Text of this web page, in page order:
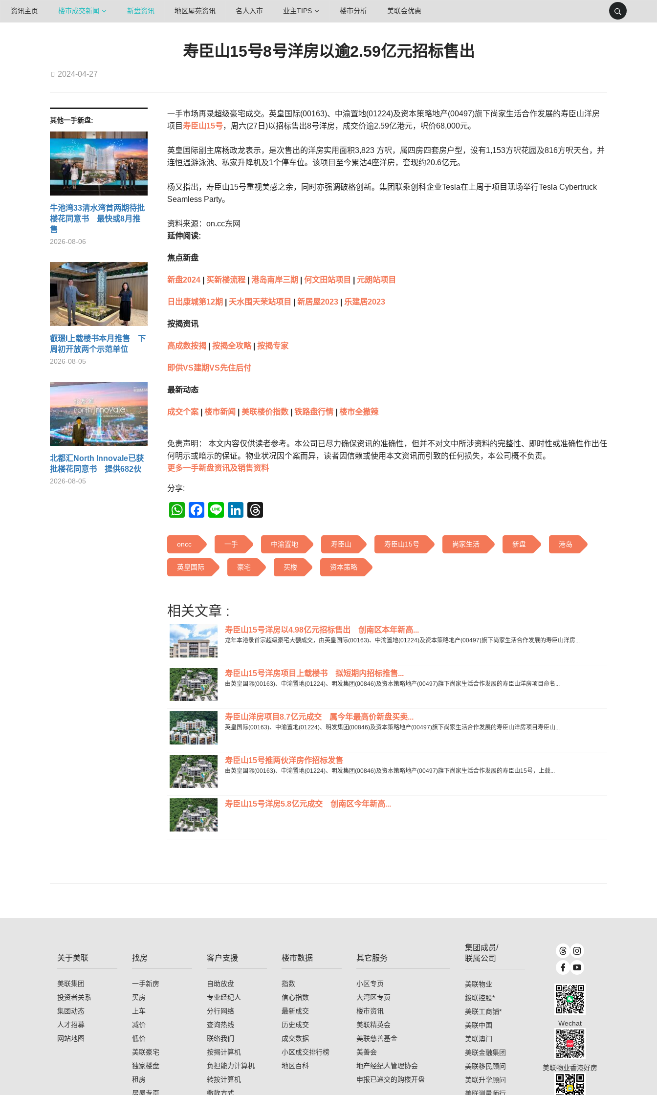
资讯主页 楼市成交新闻 新盘资讯 地区屋苑资讯 名人入市 业主TIPS 楼市分析 美联会优惠
寿臣山15号8号洋房以逾2.59亿元招标售出
2024-04-27
其他一手新盘:
牛池湾33清水湾首两期待批
楼花同意书 最快或8月推
售
2026-08-06
叡璟I上载楼书本月推售 下
周初开放两个示范单位
2026-08-05
北都汇North Innovale已获
批楼花同意书 提供682伙
2026-08-05
一手市场再录超级豪宅成交。英皇国际(00163)、中渝置地(01224)及资本策略地产(00497)旗下尚家生活合作发展的寿臣山洋房
项目寿臣山15号，周六(27日)以招标售出8号洋房，成交价逾2.59亿港元，呎价68,000元。
英皇国际副主席杨政龙表示，是次售出的洋房实用面积3,823 方呎，属四房四套房户型，设有1,153方呎花园及816方呎天台，并
连恒温游泳池、私家升降机及1个停车位。该项目至今累沽4座洋房，套现约20.6亿元。
杨又指出，寿臣山15号重视美感之余，同时亦强调破格创新。集团联乘创科企业Tesla在上周于项目现场举行Tesla Cybertruck
Seamless Party。
资料来源：on.cc东网
延伸阅读:
焦点新盘
新盘2024 买新楼流程 港岛南岸三期 何文田站项目 元朗站项目
日出康城第12期 天水围天荣站项目 新居屋2023 乐建居2023
按揭资讯
高成数按揭 按揭全攻略| 按揭专家
即供VS建期VS先住后付
最新动态
成交个案 楼市新闻 美联楼价指数 铁路盘行情 楼市全撤辣
免责声明： 本文内容仅供读者参考。本公司已尽力确保资讯的准确性，但并不对文中所涉资料的完整性、即时性或准确性作出任
何明示或暗示的保证。物业状况因个案而异，读者因信赖或使用本文资讯而引致的任何损失，本公司概不负责。
更多一手新盘资讯及销售资料
分享:
WhatsApp
Facebook
LineLinkedIn
oncc 一手 中渝置地 寿臣山 寿臣山15号 尚家生活 新盘 港岛
英皇国际 豪宅 买楼 资本策略
相关文章 :
寿臣山15号洋房以4.98亿元招标售出 创南区本年新高...
龙年本港录首宗超级豪宅大额成交，由英皇国际(00163)、中渝置地(01224)及资本策略地产(00497)旗下尚家生活合作发展的寿臣山洋房...
寿臣山15号洋房项目上载楼书 拟短期内招标推售...
由英皇国际(00163)、中渝置地(01224)、明发集团(00846)及资本策略地产(00497)旗下尚家生活合作发展的寿臣山洋房项目命名...
寿臣山洋房项目8.7亿元成交 属今年最高价新盘买卖...
英皇国际(00163)、中渝置地(01224)、明发集团(00846)及资本策略地产(00497)旗下尚家生活合作发展的寿臣山洋房项目寿臣山...
寿臣山15号推两伙洋房作招标发售
由英皇国际(00163)、中渝置地(01224)、明发集团(00846)及资本策略地产(00497)旗下尚家生活合作发展的寿臣山15号，上载...
寿臣山15号洋房5.8亿元成交 创南区今年新高...
关于美联
美联集团
投资者关系
集团动态
人才招募
网站地图
找房
一手新房
买房
上车
减价
低价
美联豪宅
独家楼盘
租房
居屋专页
客户支援
自助放盘
专业经纪人
分行网络
查询热线
联络我们
按揭计算机
负担能力计算机
转按计算机
缴款方式
楼市数据
指数
信心指数
最新成交
历史成交
成交数据
小区成交排行榜
地区百科
其它服务
小区专页
大湾区专页
楼市资讯
美联精英会
美联慈善基金
美善会
地产经纪人管理协会
申报已递交的购楼开盘
集团成员/
联属公司
美联物业
鋑联控股*
美联工商铺*
美联中国
美联澳门
美联金融集团
美联移民顾问
美联升学顾问
Wechat
美联物业香港好房